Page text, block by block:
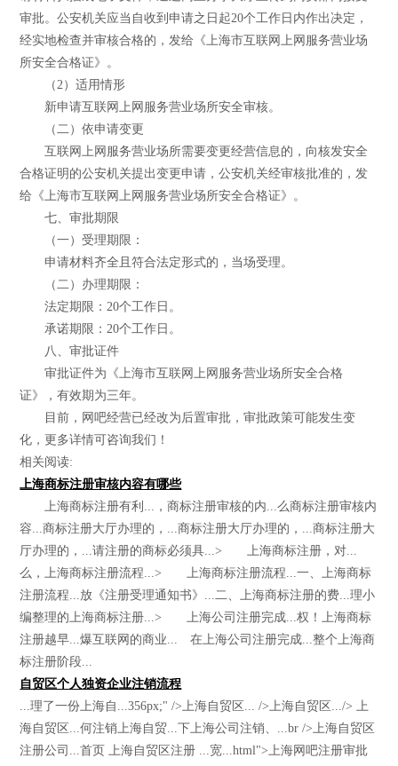
审批。公安机关应当自收到申请之日起20个工作日内作出决定，
经实地检查并审核合格的，发给《上海市互联网上网服务营业场
所安全合格证》。
（2）适用情形
新申请互联网上网服务营业场所安全审核。
（二）依申请变更
互联网上网服务营业场所需要变更经营信息的，向核发安全
合格证明的公安机关提出变更申请，公安机关经审核批准的，发
给《上海市互联网上网服务营业场所安全合格证》。
七、审批期限
（一）受理期限：
申请材料齐全且符合法定形式的，当场受理。
（二）办理期限：
法定期限：20个工作日。
承诺期限：20个工作日。
八、审批证件
审批证件为《上海市互联网上网服务营业场所安全合格
证》，有效期为三年。
目前，网吧经营已经改为后置审批，审批政策可能发生变
化，更多详情可咨询我们！
相关阅读:
上海商标注册审核内容有哪些
上海商标注册有利...，商标注册审核的内...么商标注册审核内
容...商标注册大厅办理的，...商标注册大厅办理的，...商标注册大
厅办理的，...请注册的商标必须具...> 上海商标注册，对...
么，上海商标注册流程...> 上海商标注册流程...一、上海商标
注册流程...放《注册受理通知书》...二、上海商标注册的费...理小
编整理的上海商标注册...> 上海公司注册完成...权！上海商标
注册越早...爆互联网的商业... 在上海公司注册完成...整个上海商
标注册阶段...
自贸区个人独资企业注销流程
...理了一份上海自...356px;" />上海自贸区... />上海自贸区.../> 上
海自贸区...何注销上海自贸...下上海公司注销、...br />上海自贸区
注册公司...首页 上海自贸区注册 ...宽...html">上海网吧注册审批